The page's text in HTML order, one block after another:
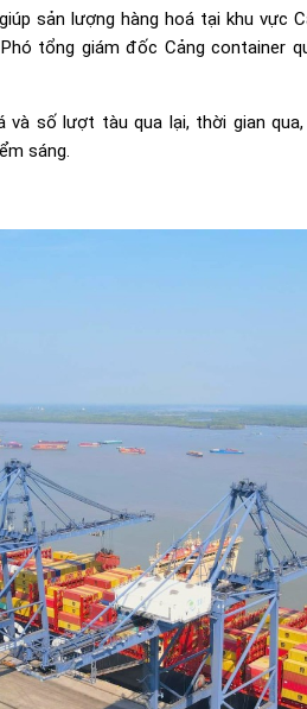
sản lượng hàng hoá tại khu vực
tổng giám đốc Cảng container
và số lượt tàu qua lại, thời gian
sáng.